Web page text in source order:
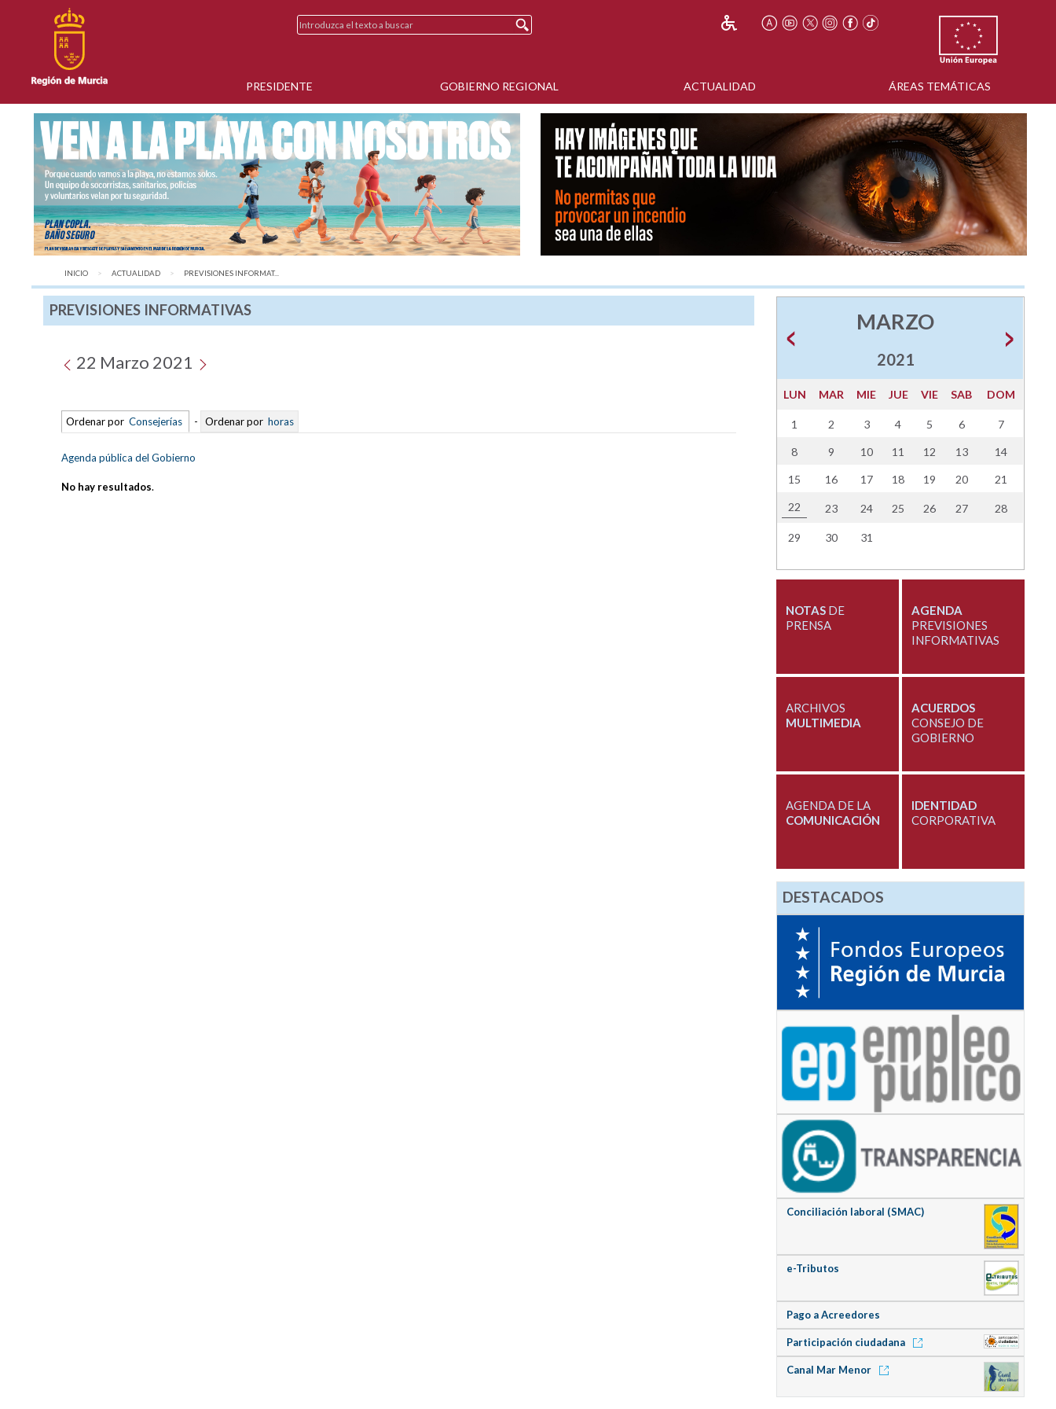
PRESIDENTE GOBIERNO REGIONAL ACTUALIDAD ÁREAS TEMÁTICAS
INICIO ACTUALIDAD AQUÍ:
PREVISIONES INFORMAT...
PREVISIONES INFORMATIVAS
22 Marzo 2021
Ordenar por Consejerías - Ordenar por horas
Agenda pública del Gobierno
No hay resultados.
MARZO
2021
LUN MAR MIE JUE VIE SAB DOM
1 2 3 4 5 6 7
8 9 10 11 12 13 14
15 16 17 18 19 20 21
22 23 24 25 26 27 28
29 30 31
NOTASDE
PRENSA
AGENDA
PREVISIONES
INFORMATIVAS
ARCHIVOS
MULTIMEDIA
ACUERDOS
CONSEJO DE
GOBIERNO
AGENDA DE LA
COMUNICACIÓN
IDENTIDAD
CORPORATIVA
DESTACADOS
Conciliación laboral (SMAC)
e-Tributos
Pago a Acreedores
Participación ciudadana
Canal Mar Menor